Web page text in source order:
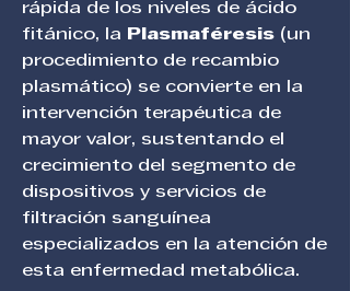
rápida de los niveles de ácido
fitánico, la
Plasmaféresis (un
procedimiento de recambio
plasmático) se convierte en la
intervención terapéutica de
mayor valor, sustentando el
crecimiento del segmento de
dispositivos y servicios de
filtración sanguínea
especializados en la atención de
esta enfermedad metabólica.